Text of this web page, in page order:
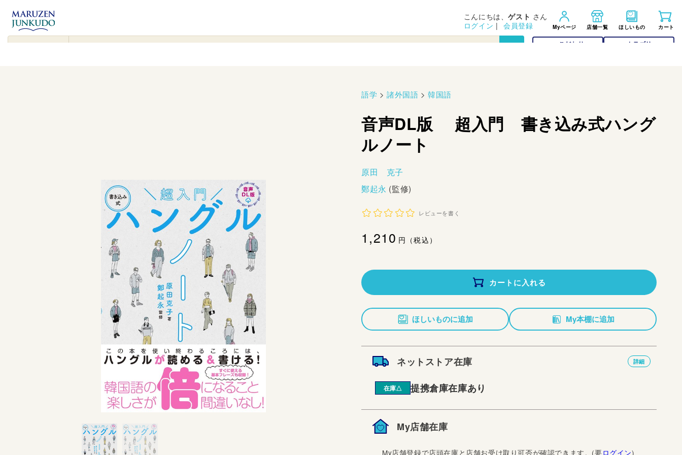
コンテンツ
に進む
▾ こだわり カテゴリー
こんにちは、ゲスト さん
ログイン | 会員登録 Myページ 店舗一覧 ほしいもの カート
語学 >諸外国語 >韓国語
音声DL版 超入門 書き込み式ハング
ルノート
原田 克子
鄭起永 (監修)
レビューを書く
通
価
格
1,210円（税込）
カートに入れる
ほしいものに追加 My本棚に追加
ネットストア在庫 詳細
在庫△ 提携倉庫在庫あり
My店舗在庫
My店舗登録で店頭在庫と店舗お受け取り可否が確認できます。(要ログイン)